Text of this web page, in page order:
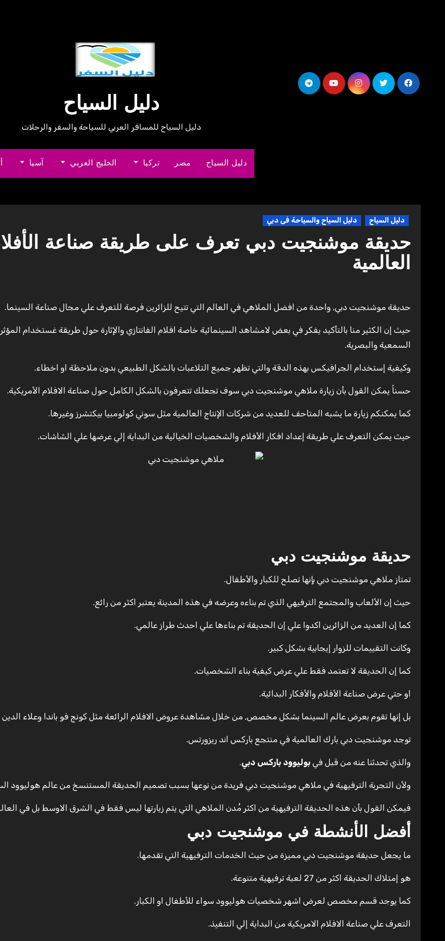
دليل السياح
دليل السياح للمسافر العربي للسياحة والسفر والرحلات
دليل السياح مصر تركيا الخليج العربي آسيا
دليل السياح دليل السياح والسياحة فى دبي
حديقة موشنجيت دبي تعرف على طريقة صناعة
العالمية
حديقة موشنجيت دبي, واحدة من افضل الملاهي في العالم التي تتيح للزائرين فرصة للتعرف علي مجال صناعة السينما.
حيث إن الكثير منا بالتأكيد يفكر في بعض لامشاهد السينمائية خاصة افلام الفانتازي والإثارة حول طريقة غستخدام
السمعية والبصرية.
وكيفية إستخدام الجرافيكس بهذه الدقة والتي تظهر جميع التلاعبات بالشكل الطبيعي بدون ملاحظة او اخطاء.
حسناً يمكن القول بأن زيارة ملاهي موشنجيت دبي سوف تجعلك تتعرفون بالشكل الكامل حول صناعة الافلام الأمريكية.
كما يمكنكم زيارة ما يشبه المتاحف للعديد من شركات الإنتاج العالمية مثل سوني كولومبيا بيكتشرز وغيرها.
حيث يمكن التعرف علي طريقة إعداد افكار الأفلام والشخصيات الخيالية من البداية إلي عرضها علي الشاشات.
حديقة موشنجيت دبي
تمتاز ملاهي موشنجيت دبي بإنها تصلح للكبار والأطفال.
حيث إن الألعاب والمجتمع الترفيهي الذي تم بناءه وعرضه في هذه المدينة يعتبر اكثر من رائع.
كما إن العديد من الزائرين اكدوا علي إن الحديقة تم بناءها علي احدث طراز عالمي.
وكانت التقييمات للزوار إيجابية بشكل كبير.
كما إن الحديقة لا تعتمد فقط علي عرض كيفية بناء الشخصيات.
او حتي عرض صناعة الأفلام والأفكار البدائية.
بل إنها تقوم بعرض عالم السينما بشكل مخصص, من خلال مشاهدة عروض الافلام الرائعة مثل كونج فو باندا وعلاء الدين
توجد موشنجيت دبي بارك العالمية في منتجع باركس اند ريزورتس.
والذي تحدثنا عنه من قبل في بوليوود باركس دبي.
ولأن التجربة الترفيهية في ملاهي موشنجيت دبي فريدة من نوعها بسبب تصميم الحديقة المستنسخ من عالم هوليوود
فيمكن القول بأن هذه الحديقة الترفيهية من اكثر مُدن الملاهي التي يتم زيارتها ليس فقط في الشرق الاوسط بل في
أفضل الأنشطة في موشنجيت دبي
ما يجعل حديقة موشنجيت دبي مميزة من حيث الخدمات الترفيهية التي تقدمها.
هو إمتلاك الحديقة اكثر من 27 لعبة ترفيهية متنوعة.
كما يوجد قسم مخصص لعرض اشهر شخصيات هوليوود سواء للأطفال او الكبار.
التعرف علي صناعة الافلام الامريكية من البداية إلي التنفيذ.